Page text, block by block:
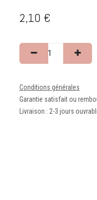
2,10 €
Conditions générales
Garantie satisfait ou
Livraison : 2-3 jours